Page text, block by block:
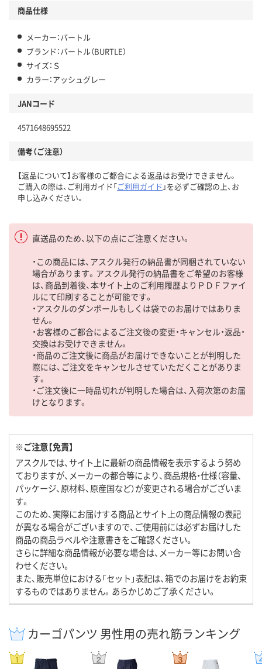
商品仕様
メーカー：バートル
ブランド：バートル（BURTLE）
サイズ：Ｓ
カラー：アッシュグレー
JANコード
4571648695522
備考（ご注意）
【返品について】お客様のご都合による返品はお受けできません。
ご購入の際は、ご利用ガイド「ご利用ガイド 」を必ずご確認の上、お
申し込みください。
直送品のため、以下の点にご注意ください。
・この商品には、アスクル発行の納品書が同梱されていない
場合があります。アスクル発行の納品書をご希望のお客様
は、商品到着後、本サイト上のご利用履歴よりＰＤＦファイ
ルにて印刷することが可能です。
・アスクルのダンボールもしくは袋でのお届けではありま
せん。
・お客様のご都合によるご注文後の変更・キャンセル・返品・
交換はお受けできません。
・商品のご注文後に商品がお届けできないことが判明した
際には、ご注文をキャンセルさせていただくことがありま
す。
・ご注文後に一時品切れが判明した場合は、入荷次第のお届
けとなります。
※ご注意【免責】
アスクルでは、サイト上に最新の商品情報を表示するよう努め
ておりますが、メーカーの都合等により、商品規格・仕様（容量、
パッケージ、原材料、原産国など）が変更される場合がございま
す。
このため、実際にお届けする商品とサイト上の商品情報の表記
が異なる場合がございますので、ご使用前には必ずお届けした
商品の商品ラベルや注意書きをご確認ください。
さらに詳細な商品情報が必要な場合は、メーカー等にお問い合
わせください。
また、販売単位における「セット」表記は、箱でのお届けをお約束
するものではありません。あらかじめご了承ください。
カーゴパンツ 男性用の売れ筋ランキング